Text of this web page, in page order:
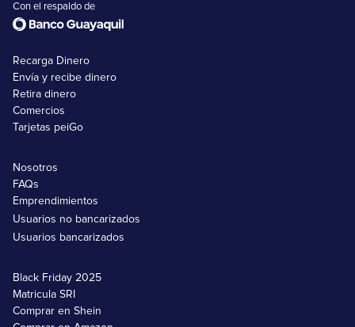
Con el respaldo de
Recarga Dinero
Envía y recibe dinero
Retira dinero
Comercios
Tarjetas peiGo
Nosotros
FAQs
Emprendimientos
Usuarios no bancarizados
Usuarios bancarizados
Black Friday 2025
Matricula SRI
Comprar en Shein